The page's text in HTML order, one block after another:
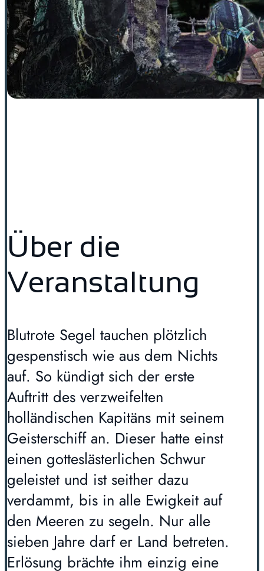
Über die
Veranstaltung
Blutrote Segel tauchen plötzlich
gespenstisch wie aus dem Nichts
auf. So kündigt sich der erste
Auftritt des verzweifelten
holländischen Kapitäns mit seinem
Geisterschiff an. Dieser hatte einst
einen gotteslästerlichen Schwur
geleistet und ist seither dazu
verdammt, bis in alle Ewigkeit auf
den Meeren zu segeln. Nur alle
sieben Jahre darf er Land betreten.
Erlösung brächte ihm einzig eine